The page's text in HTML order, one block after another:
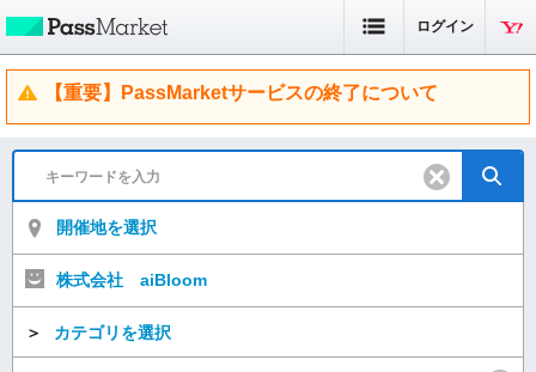
ログイン
【重要】PassMarketサービスの終了について
開催地を選択
株式会社 aiBloom
＞ カテゴリを選択